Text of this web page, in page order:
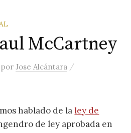
McCartney
porJose Alcántara /
hablado de laley de
de ley aprobada en